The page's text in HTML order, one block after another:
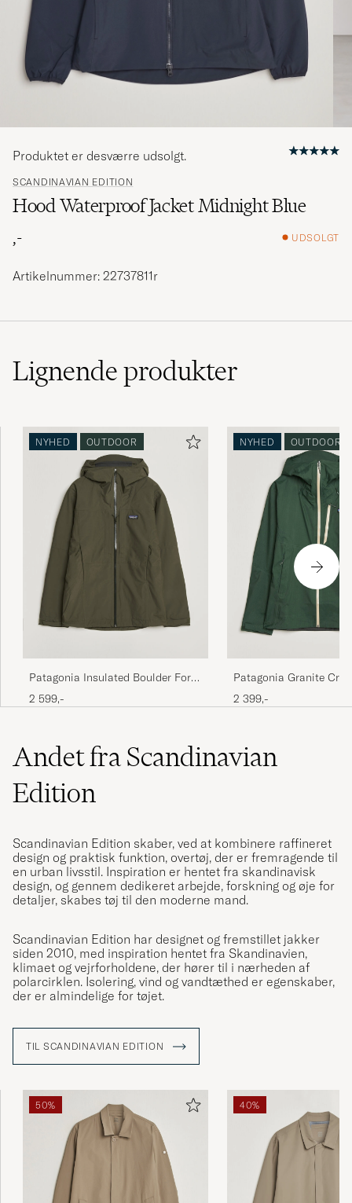
SCANDINAVIAN EDITION
Hood Waterproof Jacket Midnight Blue
,-
UDSOLGT
Produktet er desværre udsolgt.
Artikelnummer: 22737811r
Lignendeprodukter
NYHED OUTDOOR
Patagonia Insulated Boulder Fork
Rain Jacket Basin Green
2 599,-
NYHED OUTDOOR
Patagonia Granite
Jacket Treeline Green
2 399,-
Andet fra Scandinavian
Edition
Scandinavian Edition skaber, ved at kombinere raffineret
design og praktisk funktion, overtøj, der er fremragende til
en urban livsstil. Inspiration er hentet fra skandinavisk
design, og gennem dedikeret arbejde, forskning og øje for
detaljer, skabes tøj til den moderne mand.
Scandinavian Edition har designet og fremstillet jakker
siden 2010, med inspiration hentet fra Skandinavien,
klimaet og vejrforholdene, der hører til i nærheden af
polarcirklen. Isolering, vind og vandtæthed er egenskaber,
der er almindelige for tøjet.
TIL SCANDINAVIAN EDITION
50% 40%